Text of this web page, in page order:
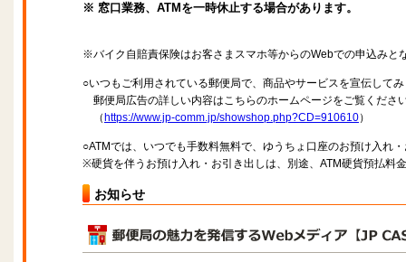
※ 窓口業務、ATMを一時休止する場合があります。
※バイク自賠責保険はお客さまスマホ等からのWebでの申込みと
○いつもご利用されている郵便局で、商品やサービスを宣伝して
郵便局広告の詳しい内容はこちらのホームページをご覧くださ
（ https://www.jp-comm.jp/showshop.php?CD=910610）
○ATMでは、いつでも手数料無料で、ゆうちょ口座のお預け入れ
※硬貨を伴うお預け入れ・お引き出しは、別途、ATM硬貨預払料
お知らせ